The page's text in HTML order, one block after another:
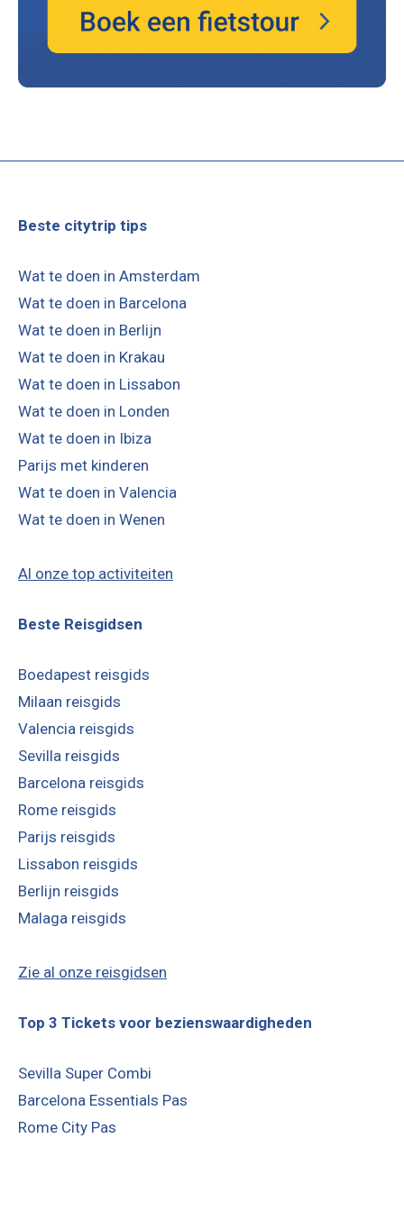
Beste citytrip tips
Wat te doen in Amsterdam
Wat te doen in Barcelona
Wat te doen in Berlijn
Wat te doen in Krakau
Wat te doen in Lissabon
Wat te doen in Londen
Wat te doen in Ibiza
Parijs met kinderen
Wat te doen in Valencia
Wat te doen in Wenen
Al onze top activiteiten
Beste Reisgidsen
Boedapest reisgids
Milaan reisgids
Valencia reisgids
Sevilla reisgids
Barcelona reisgids
Rome reisgids
Parijs reisgids
Lissabon reisgids
Berlijn reisgids
Malaga reisgids
Zie al onze reisgidsen
Top 3 Tickets voor bezienswaardigheden
Sevilla Super Combi
Barcelona Essentials Pas
Rome City Pas